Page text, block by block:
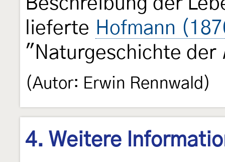
lieferte Hofmann
"Naturgeschichte der
(Autor: Erwin Rennwald)
4. Weitere